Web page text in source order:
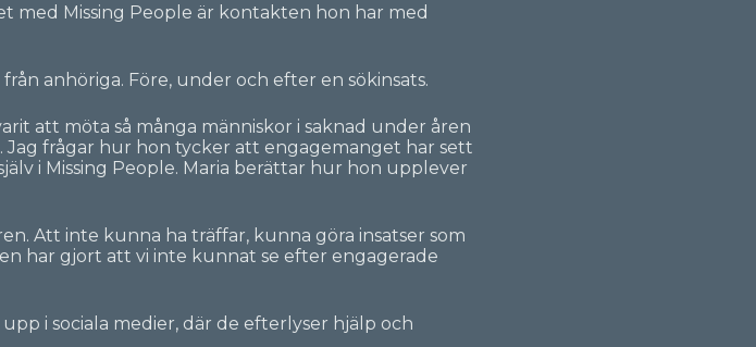
med Missing People är kontakten hon har med
anhöriga. Före, under och efter en sökinsats.
att möta så många människor i saknad under åren
Jag frågar hur hon tycker att engagemanget har sett
i Missing People. Maria berättar hur hon upplever
Att inte kunna ha träffar, kunna göra insatser som
har gjort att vi inte kunnat se efter engagerade
i sociala medier, där de efterlyser hjälp och